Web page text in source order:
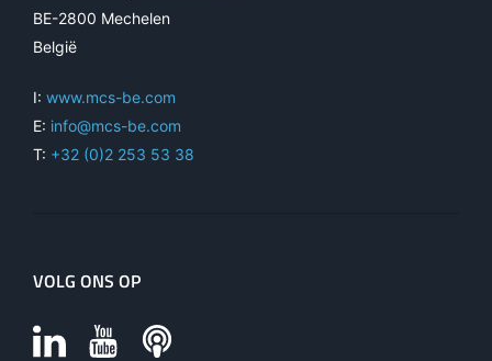
BE-2800 Mechelen
België
I: www.mcs-be.com
E: info@mcs-be.com
T: +32 (0)2 253 53 38
VOLG ONS OP